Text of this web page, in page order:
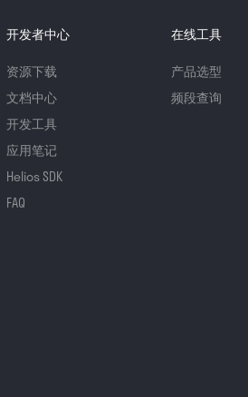
开发者中心
资源下载
文档中心
开发工具
应用笔记
Helios SDK
FAQ
在线工具
产品选型
频段查询